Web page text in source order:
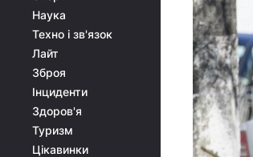
Наука
Техно і зв'язок
Лайт
Зброя
Інциденти
Здоров'я
Туризм
Цікавинки